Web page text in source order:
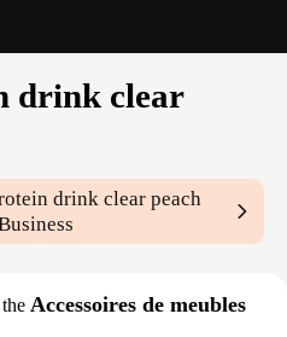
drink clear
drink clear peach
Accessoires de meubles